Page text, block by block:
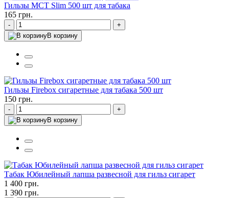
Гильзы MCT Slim 500 шт для табака
165 грн.
-
+
В корзину
Гильзы Firebox сигаретные для табака 500 шт
150 грн.
-
+
В корзину
Табак Юбилейный лапша развесной для гильз сигарет
1 400 грн.
1 390 грн.